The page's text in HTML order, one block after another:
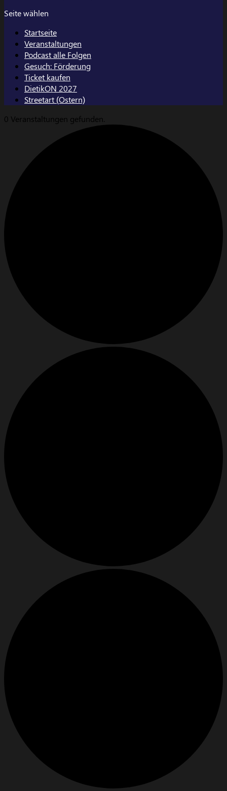
Seite wählen
Startseite
Veranstaltungen
Podcast alle Folgen
Gesuch: Förderung
Ticket kaufen
DietikON 2027
Streetart (Ostern)
0 Veranstaltungen gefunden.